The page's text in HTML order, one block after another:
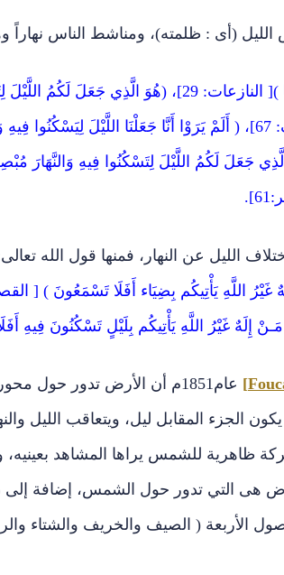
(أى : ظلمته)، ومناشط الناس نهاراً
( وَأَغْطَشَ لَيْلَهَا وَأَخْرَجَ ضُحَاهَا )[ النازعات: 29]،
لآيَاتٍ لِّقَوْمٍ يَسْمَعُونَ )[ يوسف: 67]، ( أَلَمْ يَرَوْا أَنَّا جَعَلْنَا
86]، ( اللَّهُ الَّذِي جَعَلَ لَكُمُ اللَّيْلَ لِتَسْكُنُوا فِيهِ
الليل عن النهار، فمنها قول الله
إِلَهٌ غَيْرُ اللَّهِ يَأْتِيكُم بِلَيْلٍ تَسْكُنُونَ فِيهِ
عام1851م أن الأرض تدور حول
الجزء المقابل ليل، ويتعاقب الليل
ظاهرية للشمس يراها المشاهد
هى التي تدور حول الشمس، إضافة إلى
الأربعة ( الصيف والخريف والشتاء